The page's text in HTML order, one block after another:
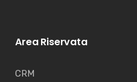
Area Riservata
CRM